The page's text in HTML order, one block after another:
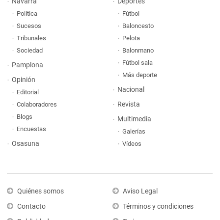
Política
Sucesos
Tribunales
Sociedad
Pamplona
Opinión
Editorial
Colaboradores
Blogs
Encuestas
Osasuna
Fútbol
Baloncesto
Pelota
Balonmano
Fútbol sala
Más deporte
Nacional
Revista
Multimedia
Galerías
Vídeos
Quiénes somos
Contacto
Aviso Legal
Términos y condiciones